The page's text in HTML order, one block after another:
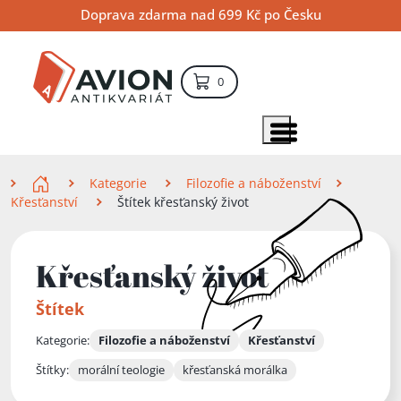
na
obsah
na
navigaci
na
vyhledávání
Doprava zdarma nad 699 Kč po Česku
0položek – košík
Zobrazit položky menu
Kategorie
Filozofie a náboženství
Křesťanství
Štítek křesťanský život
Křesťanský život
Štítek
Kategorie: Filozofie a náboženství
Křesťanství
Štítky:
morální teologie křesťanská morálka